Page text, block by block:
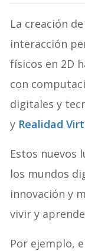
La creación
interacción
físicos en 2D
con
digitales y
y Realidad
Estos nuevos
los mundos
innovación y
vivir y
Por ejemplo,